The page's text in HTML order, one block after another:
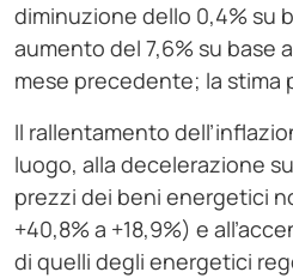
diminuzione dello 0,4% su
aumento del 7,6% su base
mese precedente; la stima
Il rallentamento
luogo, alla decelerazione
prezzi dei beni energetici
+40,8% a +18,9%) e
di quelli degli energetici